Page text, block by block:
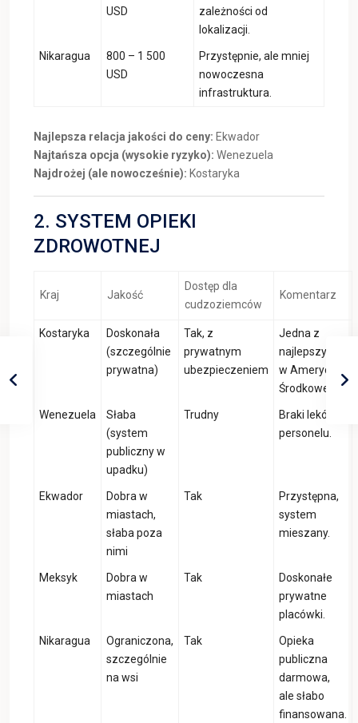
USD
zależności od
lokalizacji.
Nikaragua
800 – 1 500
USD
Przystępnie, ale mniej
nowoczesna
infrastruktura.
Najlepsza relacja jakości do ceny: Ekwador
Najtańsza opcja (wysokie ryzyko): Wenezuela
Najdrożej (ale nowocześnie): Kostaryka
2. SYSTEM OPIEKI
ZDROWOTNEJ
Kraj Jakość
Dostęp dla
cudzoziemców
Komentarz
Kostaryka
Doskonała
(szczególnie
prywatna)
Tak, z
prywatnym
ubezpieczeniem
Jedna z
najlepszych
w Ameryce
Środkowej.
Wenezuela
Słaba
(system
publiczny w
upadku)
Trudny
Braki leków i
personelu.
Ekwador
Dobra w
miastach,
słaba poza
nimi
Tak
Przystępna,
system
mieszany.
Meksyk
Dobra w
miastach
Tak
Doskonałe
prywatne
placówki.
Nikaragua
Ograniczona,
szczególnie
na wsi
Tak
Opieka
publiczna
darmowa,
ale słabo
finansowana.